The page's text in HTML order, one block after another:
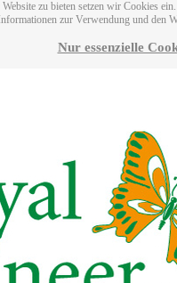
zu bieten setzen wir Cookies
zur Verwendung und den
Nur essenzielle